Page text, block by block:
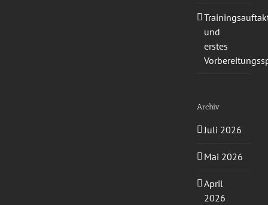
und
erstes
Archiv
Juli 2026
Mai 2026
April
2026